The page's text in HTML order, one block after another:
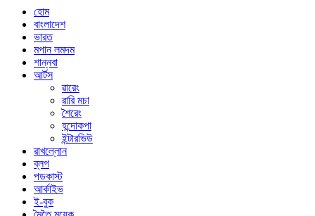
হোম
বাংলাদেশ
ভারত
মপান লমদম
শান্নবা
আর্টস
ৱারেং
ৱারি মচা
শৈরেং
হন্দোকপা
ইন্টারভিউ
ৱাখল্লোন
ব্লগ
পডকাস্ট
আর্কাইভ
ই-বুক